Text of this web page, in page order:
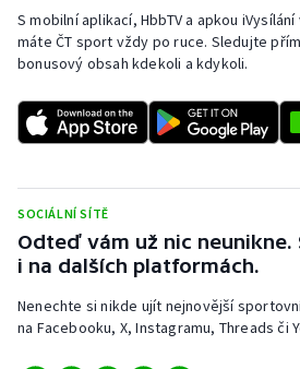
Rychlostní kanoistika
Sportovní střelba
Triatlon
Veslování
S mobilní aplikací, HbbTV a apkou
máte ČT sport vždy po ruce. Sledujte
bonusový obsah kdekoli a kdykoli.
SOCIÁLNÍ SÍTĚ
Odteď vám už nic neunikne.
i na dalších platformách.
Nenechte si nikde ujít nejnovější
na Facebooku, X, Instagramu, Threads či